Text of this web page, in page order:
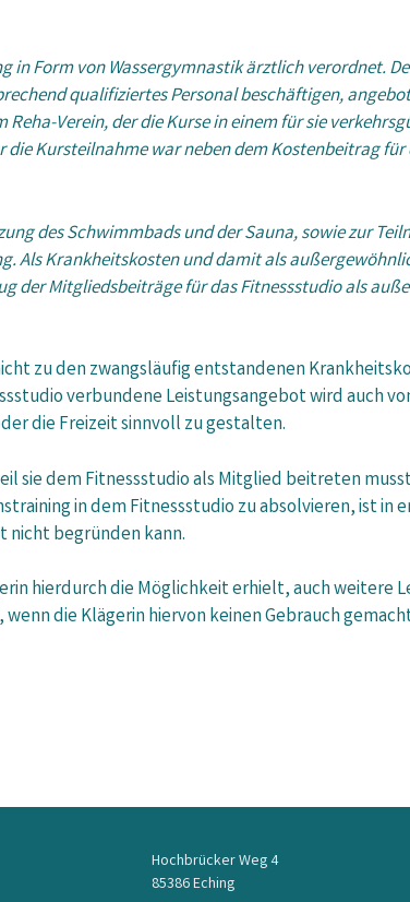
in Form von Wassergymnastik ärztlich verordnet.
qualifiziertes Personal beschäftigen,
Verein, der die Kurse in einem für sie
Kursteilnahme war neben dem Kostenbeitrag
des Schwimmbads und der Sauna, sowie zur
Als Krankheitskosten und damit als
der Mitgliedsbeiträge für das Fitnessstudio als
zu den zwangsläufig entstandenen
verbundene Leistungsangebot wird auch
die Freizeit sinnvoll zu gestalten.
sie dem Fitnessstudio als Mitglied beitreten
in dem Fitnessstudio zu absolvieren, ist in
nicht begründen kann.
hierdurch die Möglichkeit erhielt, auch weitere
die Klägerin hiervon keinen Gebrauch
Hochbrücker Weg 4
85386 Eching